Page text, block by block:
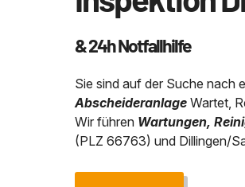
& 24h Notfallhilfe
Sie sind auf der Suche nach
AbscheideranlageWartet,
Wir führen Wartungen,
(PLZ 66763) und Dillingen/